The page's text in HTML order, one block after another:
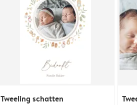
Tweeling schatten